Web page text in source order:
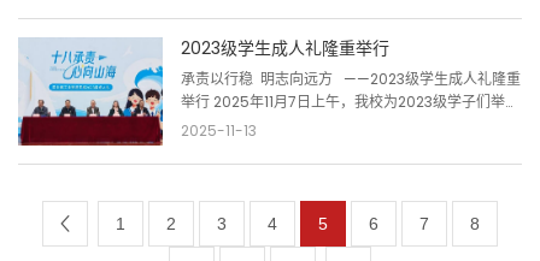
相关部门负责人围绕师生关注的餐饮话题进行了深入
交流。家长委员会工作会议—凝聚共识 实地监督家长
委员会工作会议于上午举行。总务科负责人李竺莲详
细介绍了食堂管理制度、食材采购流程与餐饮服务标
2023级学生成人礼隆重举行​
承责以行稳 明志向远方 ——2023级学生成人礼隆重
举行 2025年11月7日上午，我校为2023级学子们举行
了以“十八承责，心向山海”为主题的成人礼。全体师
蜕变的重要时刻。在欢快的音乐声中，学校领导先于
红毯两侧等候，以热烈的掌声和期许的目光，迎接今
日的主角——2023级全体学生、家长和老师。他们意
气风...
2025-11-13
1 2 3 4 5 6 7 8